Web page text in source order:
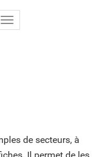
Toggle
de secteurs, à